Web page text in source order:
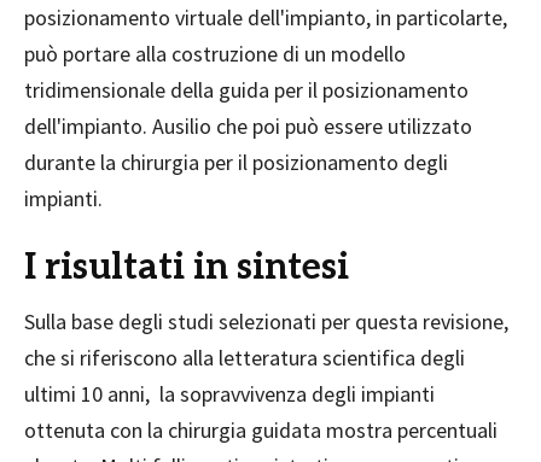
posizionamento virtuale dell'impianto, in particolarte,
può portare alla costruzione di un modello
tridimensionale della guida per il posizionamento
dell'impianto. Ausilio che poi può essere utilizzato
durante la chirurgia per il posizionamento degli
impianti.
I risultati in sintesi
Sulla base degli studi selezionati per questa revisione,
che si riferiscono alla letteratura scientifica degli
ultimi 10 anni, la sopravvivenza degli impianti
ottenuta con la chirurgia guidata mostra percentuali